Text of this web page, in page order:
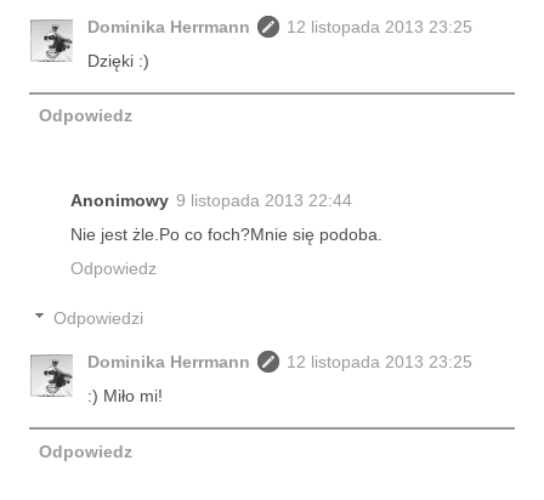
Dominika Herrmann
12 listopada 2013 23:25
Dzięki :)
Odpowiedz
Anonimowy 9 listopada 2013 22:44
Nie jest żle.Po co foch?Mnie się podoba.
Odpowiedz
Odpowiedzi
Dominika Herrmann
12 listopada 2013 23:25
:) Miło mi!
Odpowiedz